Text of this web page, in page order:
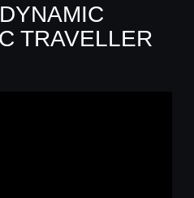
TRAVELLER